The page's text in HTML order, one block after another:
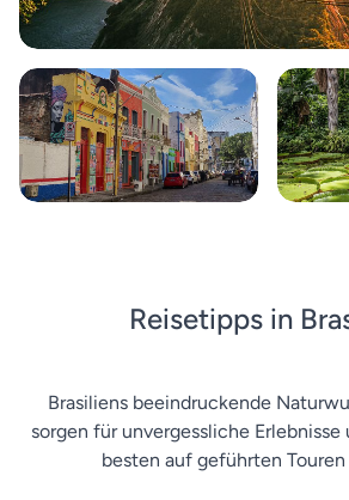
Reisetipps in
Brasiliens beeindruckende
sorgen für unvergessliche Erlebnisse
besten auf geführten